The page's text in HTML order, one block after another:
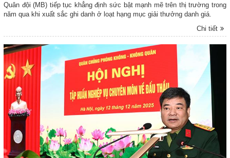
Quân đội (MB) tiếp tục khẳng định sức bật mạnh mẽ trên thị trường trong
năm qua khi xuất sắc ghi danh ở loạt hạng mục giải thưởng danh giá.
Chi tiết